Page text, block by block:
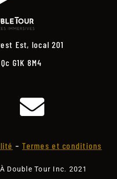
Est, local 201
G1K 8M4
–Termes et conditions
Double Tour Inc. 2021